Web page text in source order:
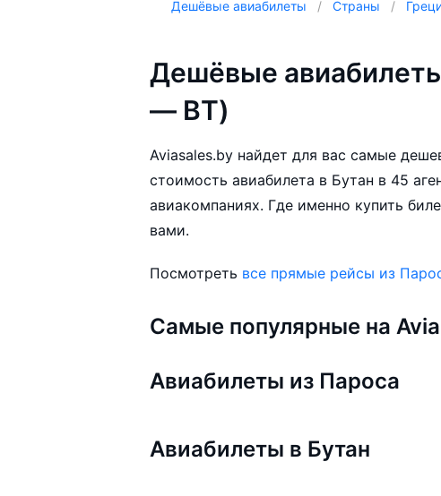
Дешёвые авиабилеты Страны
Дешёвые
— BT)
Aviasales.by найдет для вас самые
стоимость авиабилета в Бутан в 45
авиакомпаниях. Где именно купить
вами.
Посмотреть все прямые рейсы из
Самые популярные на
Авиабилеты из Пароса
Авиабилеты в Бутан